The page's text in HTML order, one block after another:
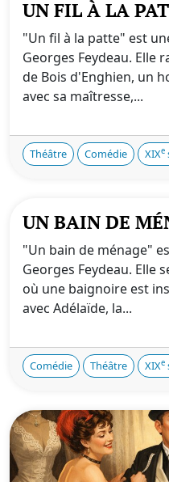
UN FIL À LA
"Un fil à la patte" est
Georges Feydeau. Elle
de Bois d'Enghien, un
avec sa maîtresse,...
Théâtre Comédie XIXe
UN BAIN DE
"Un bain de ménage"
Georges Feydeau. Elle
où une baignoire est
avec Adélaïde, la...
Comédie Théâtre XIXe